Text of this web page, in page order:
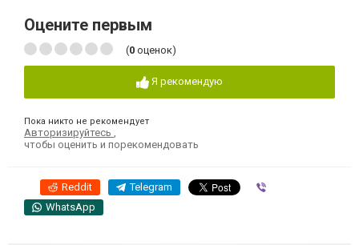
Оцените первым
(0 оценок)
Я рекомендую
Пока никто не рекомендует
Авторизируйтесь
чтобы оценить и порекомендовать
Reddit Telegram
WhatsApp